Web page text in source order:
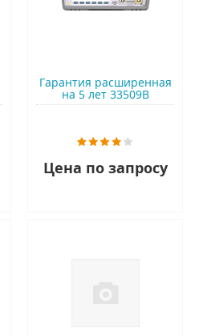
Гарантия расширенная
на 5 лет 33509B
Цена по запросу